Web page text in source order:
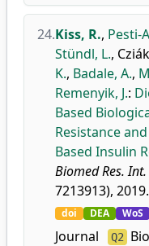
24.Kiss, R., Pesti-
Stündl, L.,
K., Badale, A.,
Remenyik, J.:
Based
Resistance
Based Insulin
Biomed Res. Int.
7213913), 2019.
doi DEA WoS
Journal
Q2